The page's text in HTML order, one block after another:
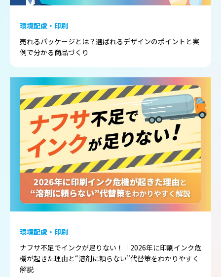
環境配慮・印刷
売れるパッケージとは？選ばれるデザインのポイントと実
例で分かる商品づくり
環境配慮・印刷
ナフサ不足でインクが足りない！｜2026年に印刷インク危
機が起きた理由と“溶剤に頼らない”代替策をわかりやすく
解説